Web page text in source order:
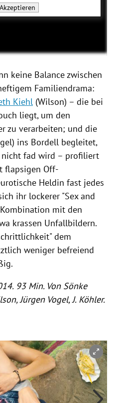
keine Balance zwischen
Familiendrama:
Kiehl (Wilson) – die bei
liegt, um den
zu verarbeiten; und die
) ins Bordell begleitet,
fad wird – profiliert
flapsigen Off-
Heldin fast jedes
ihr lockerer "Sex and
mit den
krassen Unfallbildern.
dem
weniger befreiend
93 Min. Von Sönke
,Jürgen Vogel,J. Köhler.